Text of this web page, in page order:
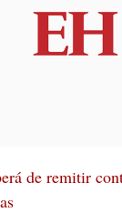
de remitir